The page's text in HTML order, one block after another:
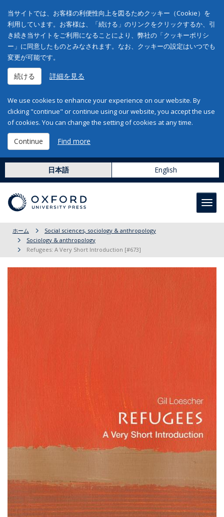
当サイトでは、お客様の利便性向上を図るためクッキー（Cookie）を
利用しています。お客様は、「続ける」のリンクをクリックするか、引
き続き当サイトをご利用になることにより、弊社の「クッキーポリシ
ー」に同意したものとみなされます。なお、クッキーの設定はいつでも
変更が可能です。
続ける 詳細を見る
We use cookies to enhance your experience on our website. By
clicking "continue" or continue using our website, you accept the use
of cookies. You can change the setting of cookies at any time.
Continue Find more
日本語 English
ホーム
Social sciences, sociology & anthropology
Sociology & anthropology
Refugees: A Very Short Introduction [#673]